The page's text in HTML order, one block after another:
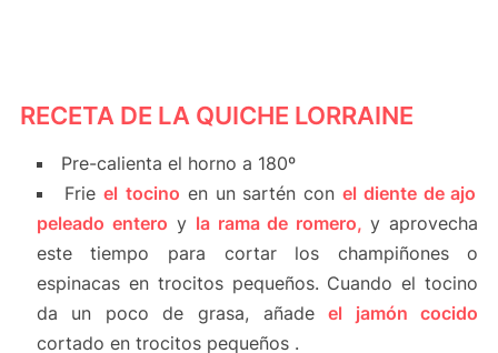
RECETA DE LA QUICHE LORRAINE
Pre-calienta el horno a 180º
Frieel tocino en un sartén con el diente de ajo
peleado entero y la ramade romero, y aprovecha
este tiempo para cortar los champiñones o
espinacas en trocitos pequeños. Cuandoel tocino
da un poco de
grasa, añade
el jamón cocido
cortado en trocitos pequeños .